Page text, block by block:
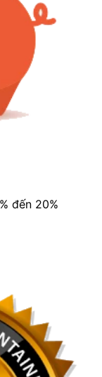
đến 20%